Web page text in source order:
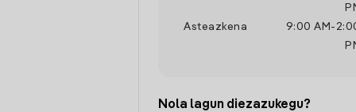
Asteazkena
9:00 AM -
Nola lagun diezazukegu?